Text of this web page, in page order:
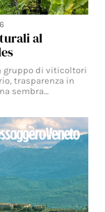
al
gruppo di viticoltori
trasparenza in
sembra…